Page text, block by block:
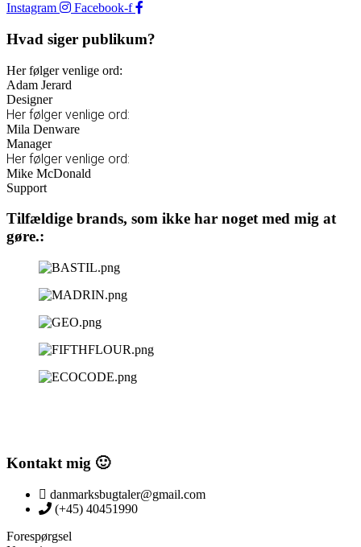
Instagram Facebook-f
Hvad siger publikum?
Her følger venlige ord:
Adam Jerard
Designer
Her følger venlige ord:
Mila Denware
Manager
Her følger venlige ord:
Mike McDonald
Support
Tilfældige brands, som ikke har noget med mig at
gøre.:
Kontakt mig 🙂
danmarksbugtaler@gmail.com
(+45) 40451990
Forespørgsel